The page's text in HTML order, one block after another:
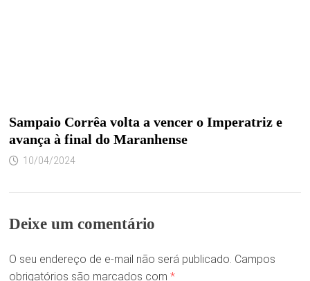
Sampaio Corrêa volta a vencer o Imperatriz e
avança à final do Maranhense
10/04/2024
Deixe um comentário
O seu endereço de e-mail não será publicado. Campos
obrigatórios são marcados com *